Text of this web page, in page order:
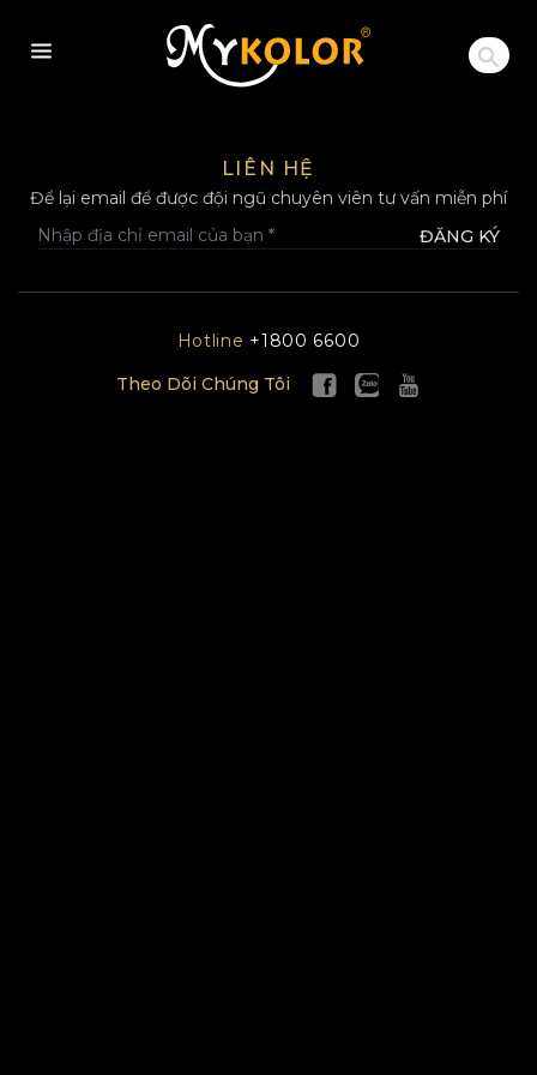
MYKOLOR
LIÊN HỆ
Để lại email để được đội ngũ chuyên viên tư vấn miễn phí
ĐĂNG KÝ
Hotline +1800 6600
Theo Dõi Chúng Tôi